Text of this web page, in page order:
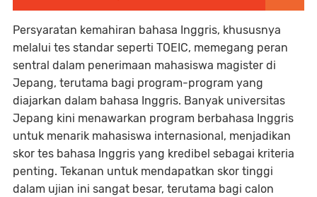
Persyaratan kemahiran bahasa Inggris, khususnya
melalui tes standar seperti TOEIC, memegang peran
sentral dalam penerimaan mahasiswa magister di
Jepang, terutama bagi program-program yang
diajarkan dalam bahasa Inggris. Banyak universitas
Jepang kini menawarkan program berbahasa Inggris
untuk menarik mahasiswa internasional, menjadikan
skor tes bahasa Inggris yang kredibel sebagai kriteria
penting. Tekanan untuk mendapatkan skor tinggi
dalam ujian ini sangat besar, terutama bagi calon